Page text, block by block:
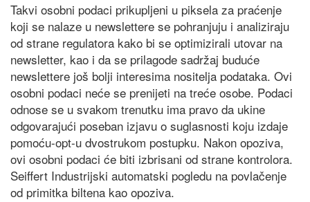
Takvi osobni podaci prikupljeni u piksela za praćenje
koji se nalaze u newslettere se pohranjuju i analiziraju
od strane regulatora kako bi se optimizirali utovar na
newsletter, kao i da se prilagode sadržaj buduće
newslettere još bolji interesima nositelja podataka. Ovi
osobni podaci neće se prenijeti na treće osobe. Podaci
odnose se u svakom trenutku ima pravo da ukine
odgovarajući poseban izjavu o suglasnosti koju izdaje
pomoću-opt-u dvostrukom postupku. Nakon opoziva,
ovi osobni podaci će biti izbrisani od strane kontrolora.
Seiffert Industrijski automatski pogledu na povlačenje
od primitka biltena kao opoziva.